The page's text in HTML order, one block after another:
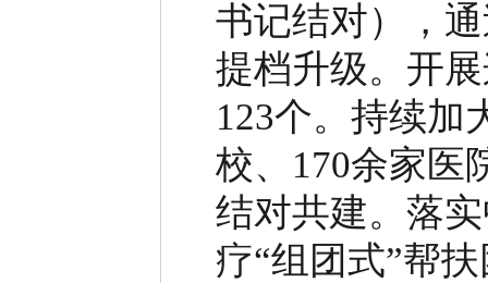
书记结对），
提档升级。开
123个。持续加
校、 170余家医
结对共建。落
疗“组团式”帮